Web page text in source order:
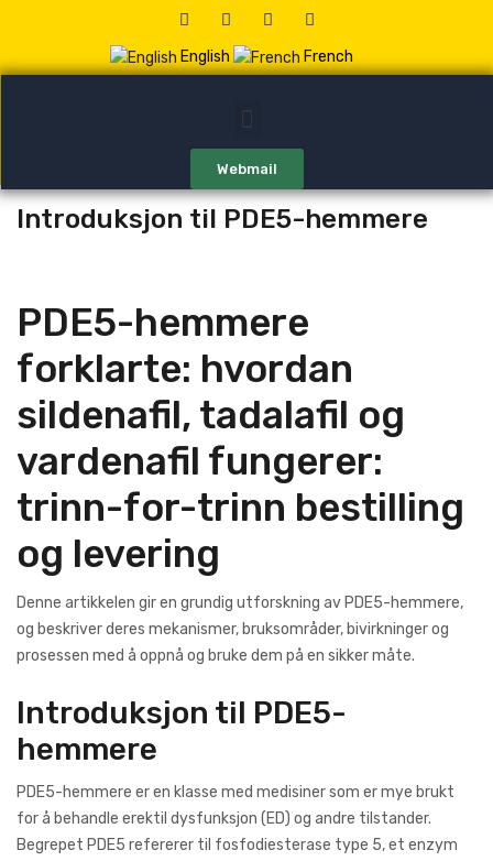
English French
Webmail
Introduksjon til PDE5-hemmere
PDE5-hemmere
forklarte: hvordan
sildenafil, tadalafil og
vardenafil fungerer:
trinn-for-trinn bestilling
og levering
Denne artikkelen gir en grundig utforskning av PDE5-hemmere,
og beskriver deres mekanismer, bruksområder, bivirkninger og
prosessen med å oppnå og bruke dem på en sikker måte.
Introduksjon til PDE5-
hemmere
PDE5-hemmere er en klasse med medisiner som er mye brukt
for å behandle erektil dysfunksjon (ED) og andre tilstander.
Begrepet PDE5 refererer til fosfodiesterase type 5, et enzym